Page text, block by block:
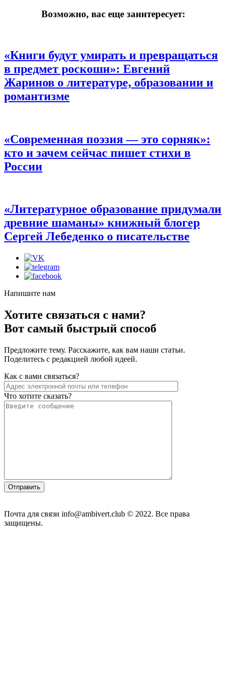
Возможно, вас еще заинтересует:
«Книги будут умирать и превращаться
в предмет роскоши»: Евгений
Жаринов о литературе, образовании и
романтизме
«Современная поэзия — это сорняк»:
кто и зачем сейчас пишет стихи в
России
«Литературное образование придумали
древние шаманы» книжный блогер
Сергей Лебеденко о писательстве
Напишите нам
Хотите связаться с нами?
Вот самый быстрый способ
Предложите тему. Расскажите, как вам наши статьи.
Поделитесь с редакцией любой идеей.
Как с вами связаться?
Что хотите сказать?
Почта для связи info@ambivert.club © 2022. Все права
защищены.